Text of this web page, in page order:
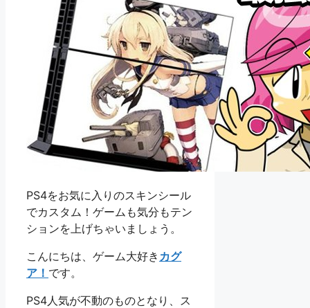
PS4をお気に入りのスキンシール
でカスタム！ゲームも気分もテン
ションを上げちゃいましょう。
こんにちは、ゲーム大好き カグ
ア！ です。
PS4人気が不動のものとなり、ス